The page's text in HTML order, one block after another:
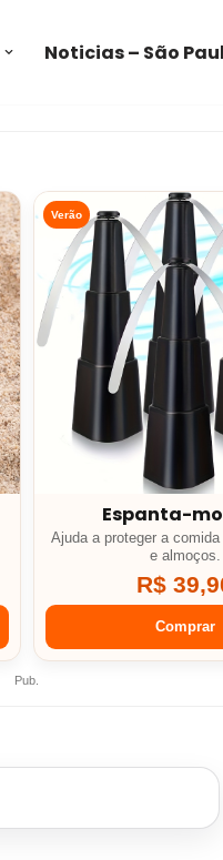
Noticias – São
Verão
Espanta-
Ajuda a proteger a
e almoços.
R$
Comprar
Pub.